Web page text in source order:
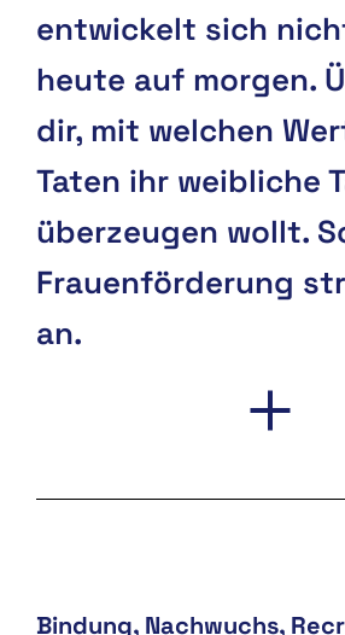
entwickelt sich
heute auf morgen.
dir, mit welchen
Taten ihr weibliche
überzeugen wollt.
Frauenförderung
an.
Bindung Nachwuchs